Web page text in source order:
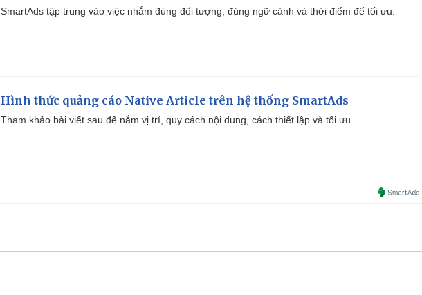
SmartAds tập trung vào việc nhắm đúng đối tượng, đúng ngữ cảnh và thời điểm để tối ưu.
Hình thức quảng cáo Native Article trên hệ thống SmartAds
Tham khảo bài viết sau để nắm vị trí, quy cách nội dung, cách thiết lập và tối ưu.